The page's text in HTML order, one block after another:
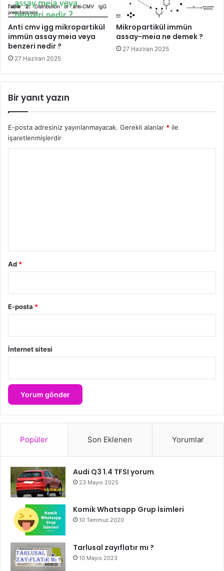
Anti cmv igg mikropartikül
immün assay meia veya
benzeri nedir ?
27 Haziran 2025
Mikropartikül immün
assay-meia ne demek ?
27 Haziran 2025
Bir yanıt yazın
E-posta adresiniz yayınlanmayacak. Gerekli alanlar * ile
işaretlenmişlerdir
Ad *
E-posta *
İnternet sitesi
Popüler Son Eklenen Yorumlar
Audi Q3 1.4 TFSI yorum
23 Mayıs 2025
Komik Whatsapp Grup İsimleri
10 Temmuz 2020
Tarlusal zayıflatır mı ?
10 Mayıs 2023